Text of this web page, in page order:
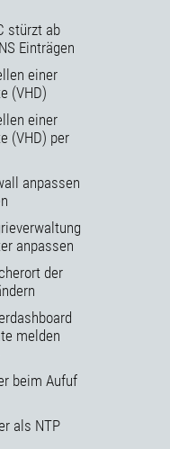
stürzt ab
Einträgen
einer
(VHD)
einer
(VHD) per
anpassen
anpassen
der
melden
beim Aufuf
als NTP